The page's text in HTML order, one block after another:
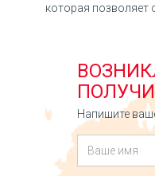
которая позволяет
Напишите